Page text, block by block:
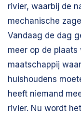
rivier, waarbij de
mechanische
Vandaag de dag
meer op de
maatschappij
huishoudens
heeft niemand
rivier. Nu wordt